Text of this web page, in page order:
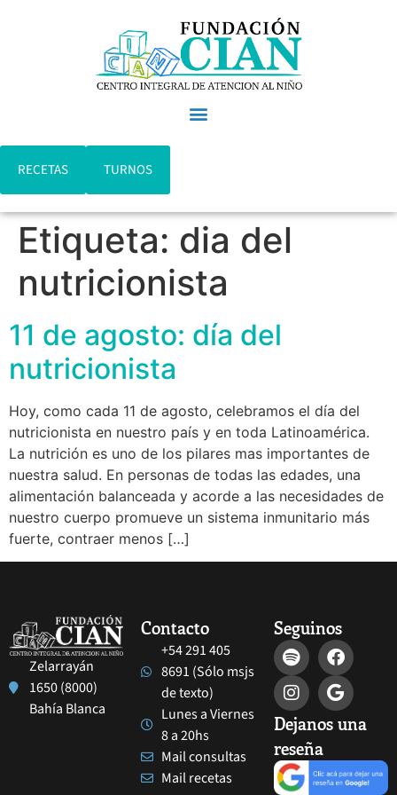
RECETAS TURNOS
Etiqueta: dia del
nutricionista
11 de agosto: día del
nutricionista
Hoy, como cada 11 de agosto, celebramos el día del
nutricionista en nuestro país y en toda Latinoamérica.
La nutrición es uno de los pilares mas importantes de
nuestra salud. En personas de todas las edades, una
alimentación balanceada y acorde a las necesidades de
nuestro cuerpo promueve un sistema inmunitario más
fuerte, contraer menos […]
Zelarrayán
1650 (8000)
Bahía Blanca
Contacto
+54 291 405
8691 (Sólo msjs
de texto)
Lunes a Viernes
8 a 20hs
Mail consultas
Mail recetas
Seguinos
Dejanos una
reseña